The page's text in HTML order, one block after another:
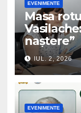
EVENIMENTE
Masa
naștere”
IUL. 2, 2026
EVENIMENTE